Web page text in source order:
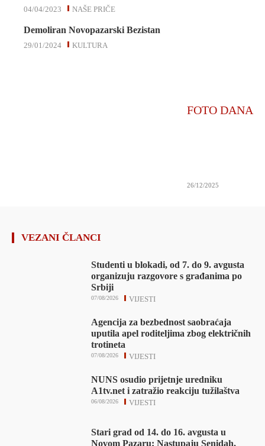
NAŠE PRIČE
04/04/2023
Demoliran Novopazarski Bezistan
KULTURA
29/01/2024
FOTO DANA
26/12/2025
VEZANI ČLANCI
Studenti u blokadi, od 7. do 9. avgusta
organizuju razgovore s građanima po
Srbiji
VIJESTI
07/08/2026
Agencija za bezbednost saobraćaja
uputila apel roditeljima zbog električnih
trotineta
VIJESTI
07/08/2026
NUNS osudio prijetnje uredniku
A1tv.net i zatražio reakciju tužilaštva
VIJESTI
06/08/2026
Stari grad od 14. do 16. avgusta u
Novom Pazaru: Nastupaju Senidah,